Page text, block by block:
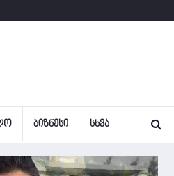
ᲑᲘᲖᲜᲔᲡᲘ ᲡᲮᲕᲐ